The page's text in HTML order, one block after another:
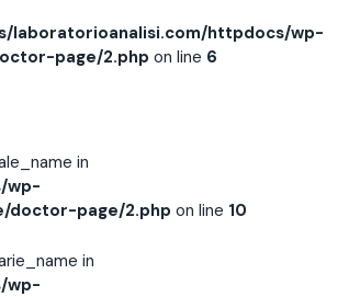
laboratorioanalisi.com/httpdocs/wp-
page/2.php on line 6
in
wp-
doctor-page/2.php on line 10
in
wp-